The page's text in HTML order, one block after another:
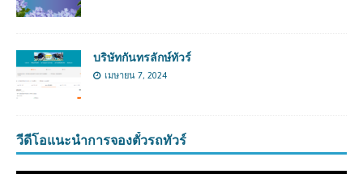
บริษัทกันทรลักษ์ทัวร์
เมษายน 7, 2024
วีดีโอแนะนำการจองตั๋วรถทัวร์